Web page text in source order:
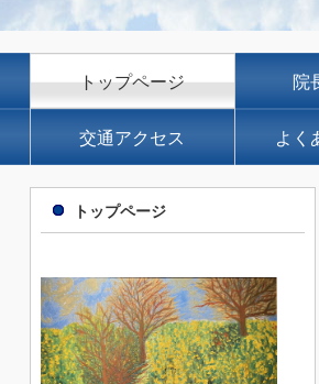
トップページ 院
交通アクセス よく
トップページ